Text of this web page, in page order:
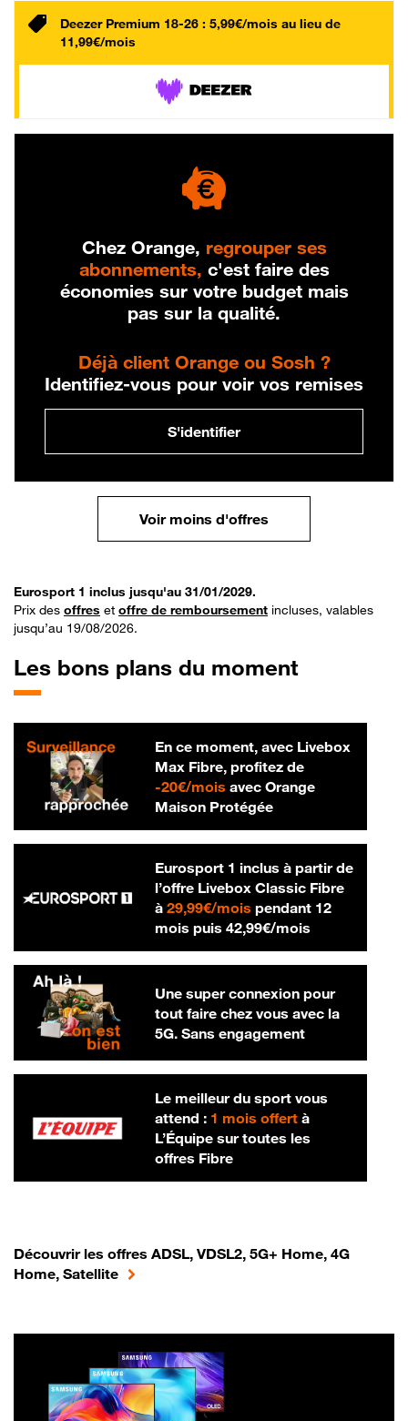
Deezer Premium 18-26 : 5,99€/mois au lieu de
11,99€/mois
Chez Orange, regrouper ses
abonnements, c'est faire des
économies sur votre budget mais
pas sur la qualité.
Déjà client Orange ou Sosh ?
Identifiez-vous pour voir vos remises
S'identifier
Voir moins d'offres
Eurosport 1 inclus jusqu'au 31/01/2029.
Prix des offres et offre de remboursement incluses, valables
jusqu’au 19/08/2026.
Les bons plans du moment
En ce moment, avec Livebox
Max Fibre, profitez de
-20€/mois20 € par mois
avec Orange
Maison Protégée
Eurosport 1 inclus à partir de
l’offre Livebox Classic Fibre
à 29,99€/mois29,99 € par mois
pendant 12
mois puis 42,99€/mois42,99 € par
Une super connexion pour
tout faire chez vous avec la
5G. Sans engagement
Le meilleur du sport vous
attend : 1 mois offertà
L’Équipe sur toutes les
offres Fibre
Découvrir les offres ADSL, VDSL2, 5G+ Home, 4G
Home, Satellite